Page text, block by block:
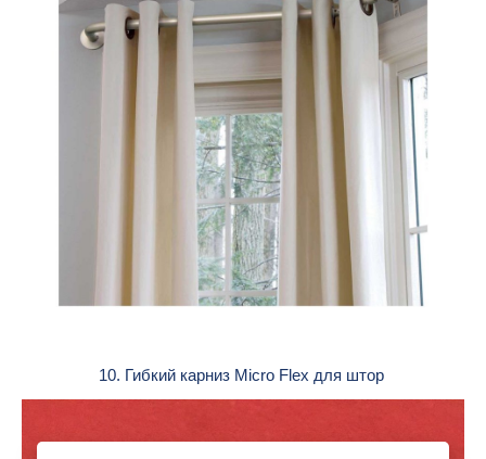
10. Гибкий карниз Micro Flex для штор